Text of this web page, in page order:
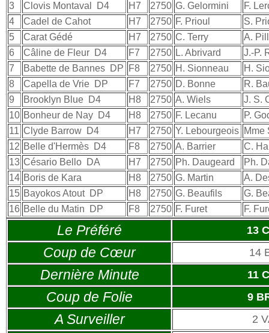
3
Clovis Montaval D4 H7 2750 G. Gelormini
F.
4
Cadel de Cahot H7 2750 F. Prioul
S.
5
Carat Gédé H7 2750 C. Terry
A.
6
Câline de Fleur D4 F7 2750 L. Abrivard
J.-P.
7
Babette de Bannes DP F8 2750 H. Sionneau
H.
8
Capella de Vrie DP F7 2750 D. Bonne
R.
9
Brooklyn Blue D4 H8 2750 A. Wiels
J. S.
10 Bonheur de Nay D4 H8 2750 F. Lecanu
P.
11 Clyde Barrow D4 H7 2750 Y. Lebourgeois Mme
12 Belle d'Hermès D4 F8 2750 A. Barrier
C.
13 Césario Bello DA H7 2750 Ph. Daugeard
Ph.
14 Boris de Kara H8 2750 G. Martin
A.
15 Bayokos AtoutDP H8 2750 G. Beaufils
G.
16 Belle du Matin DP F8 2750 F. Furet F.
Le Préféré 13
Coup de Cœur 14
Dernière Minute 11
Coup de Folie 9
A Surveiller 2